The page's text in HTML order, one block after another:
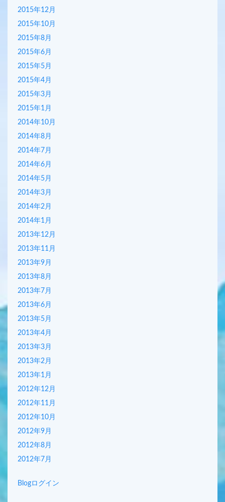
2015年12月
2015年10月
2015年8月
2015年6月
2015年5月
2015年4月
2015年3月
2015年1月
2014年10月
2014年8月
2014年7月
2014年6月
2014年5月
2014年3月
2014年2月
2014年1月
2013年12月
2013年11月
2013年9月
2013年8月
2013年7月
2013年6月
2013年5月
2013年4月
2013年3月
2013年2月
2013年1月
2012年12月
2012年11月
2012年10月
2012年9月
2012年8月
2012年7月
Blogログイン